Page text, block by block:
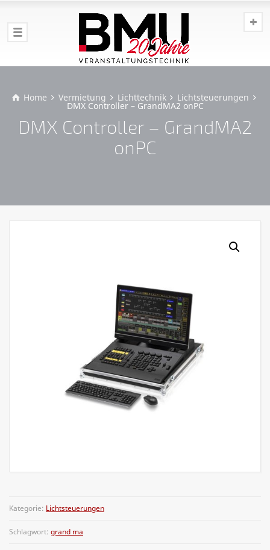
Home Vermietung Lichttechnik Lichtsteuerungen
DMX Controller – GrandMA2 onPC
DMX Controller – GrandMA2
onPC
Kategorie: Lichtsteuerungen
Schlagwort: grand ma